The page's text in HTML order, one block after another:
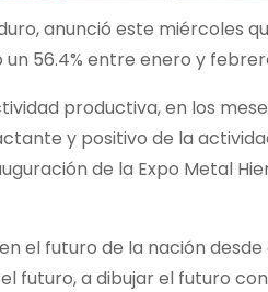
anunció este miércoles
56.4% entre enero y
productiva, en los
y positivo de la
de la Expo Metal
el futuro de la nación desde
futuro, a dibujar el futuro con